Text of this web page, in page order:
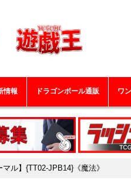
情報 ドラゴンボール通販 ワ
ル】{TT02-JPB14}《魔法》